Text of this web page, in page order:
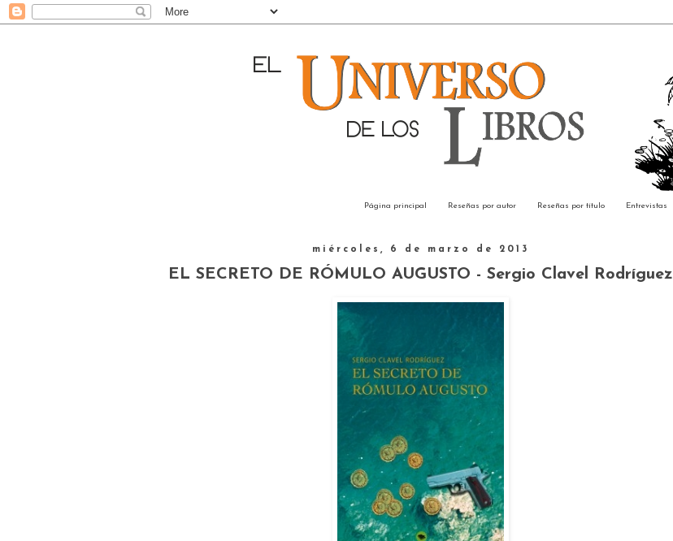
Página principal Reseñas por autor Reseñas por título Entrevistas
miércoles, 6 de marzo de 2013
EL SECRETO DE RÓMULO AUGUSTO - Sergio Clavel Rodríguez